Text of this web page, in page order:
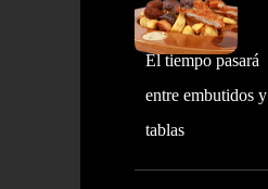
El tiempo pasará
entre embutidos y
tablas